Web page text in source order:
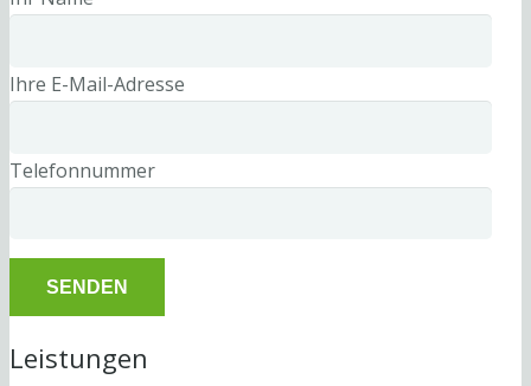
Ihre E-Mail-Adresse
Telefonnummer
Leistungen